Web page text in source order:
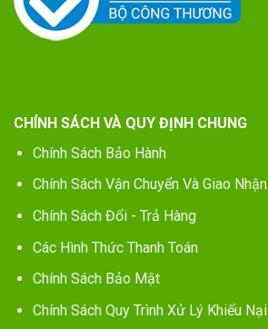
CHÍNH SÁCH VÀ QUY ĐỊNH CHUNG
Chính Sách Bảo Hành
Chính Sách Vận Chuyển Và Giao Nhận
Chính Sách Đổi - Trả Hàng
Các Hình Thức Thanh Toán
Chính Sách Bảo Mật
Chính Sách Quy Trình Xử Lý Khiếu Nại